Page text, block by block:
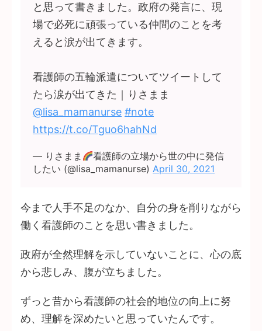
と思って書きました。政府の発言に、現
場で必死に頑張っている仲間のことを考
えると涙が出てきます。
看護師の五輪派遣についてツイートして
たら涙が出てきた｜りさまま
@lisa_mamanurse #note
https://t.co/Tguo6hahNd
— りさまま
看護師の立場から世の中に発信
したい (@lisa_mamanurse) April 30, 2021
今まで人手不足のなか、自分の身を削りながら
働く看護師のことを思い書きました。
政府が全然理解を示していないことに、心の底
から悲しみ、腹が立ちました。
ずっと昔から看護師の社会的地位の向上に努
め、理解を深めたいと思っていたんです。